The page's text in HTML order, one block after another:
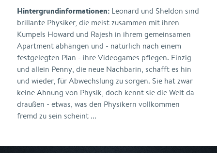
Hintergrundinformationen: Leonard und Sheldon sind
brillante Physiker, die meist zusammen mit ihren
Kumpels Howard und Rajesh in ihrem gemeinsamen
Apartment abhängen und - natürlich nach einem
festgelegten Plan - ihre Videogames pflegen. Einzig
und allein Penny, die neue Nachbarin, schafft es hin
und wieder, für Abwechslung zu sorgen. Sie hat zwar
keine Ahnung von Physik, doch kennt sie die Welt da
draußen - etwas, was den Physikern vollkommen
fremd zu sein scheint ...